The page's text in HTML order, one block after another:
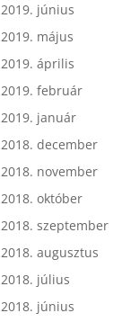
2019. június
2019. május
2019. április
2019. február
2019. január
2018. december
2018. november
2018. október
2018. szeptember
2018. augusztus
2018. július
2018. június